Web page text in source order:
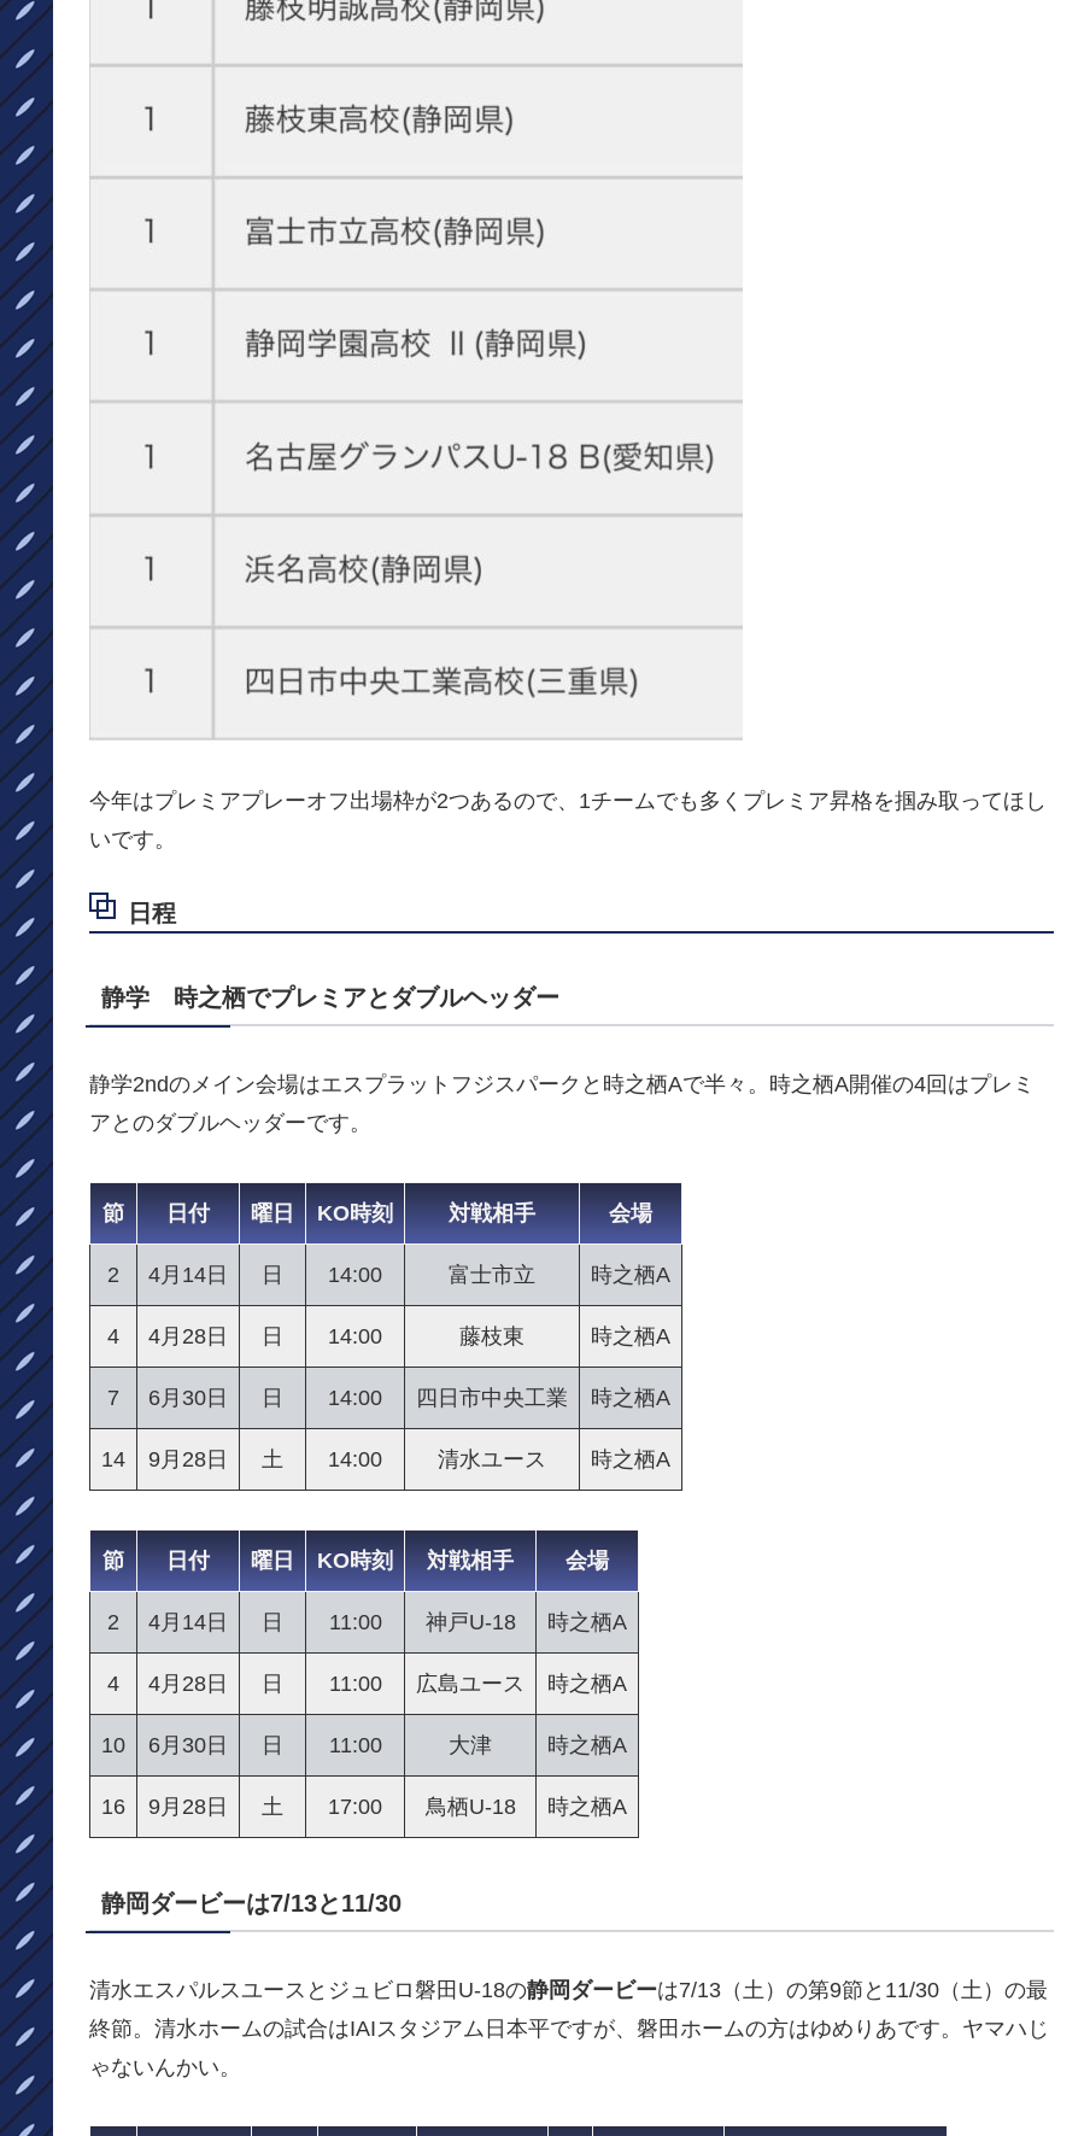
今年はプレミアプレーオフ出場枠が2つあるので、1チームでも多くプレミア昇格を掴み取ってほし
いです。
日程
静学 時之栖でプレミアとダブルヘッダー
静学2ndのメイン会場はエスプラットフジスパークと時之栖Aで半々。時之栖A開催の4回はプレミ
アとのダブルヘッダーです。
節 日付 曜日 KO時刻 対戦相手 会場
2 4月14日 日 14:00 富士市立 時之栖A
4 4月28日 日 14:00 藤枝東 時之栖A
7 6月30日 日 14:00 四日市中央工業 時之栖A
14 9月28日 土 14:00 清水ユース 時之栖A
節 日付 曜日 KO時刻 対戦相手 会場
2 4月14日 日 11:00 神戸U-18 時之栖A
4 4月28日 日 11:00 広島ユース 時之栖A
10 6月30日 日 11:00 大津 時之栖A
16 9月28日 土 17:00 鳥栖U-18 時之栖A
静岡ダービーは7/13と11/30
清水エスパルスユースとジュビロ磐田U-18の静岡ダービーは7/13（土）の第9節と11/30（土）の最
終節。清水ホームの試合はIAIスタジアム日本平ですが、磐田ホームの方はゆめりあです。ヤマハじ
ゃないんかい。